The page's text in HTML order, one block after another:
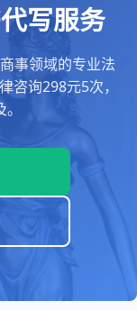
写服务
事领域的专业法
咨询298元5次，